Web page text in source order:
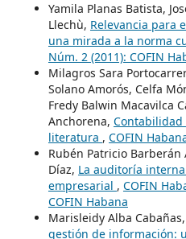
Yamila Planas Batista,
Llechù, Relevancia para
una mirada a la norma
Núm. 2 (2011): COFIN
Milagros Sara
Solano Amorós, Celfa
Fredy Balwin Macavilca
Anchorena, Contabilidad
literatura , COFIN
Rubén Patricio Barberán
Díaz, La auditoría
empresarial , COFIN
COFIN Habana
Marisleidy Alba
gestión de información: